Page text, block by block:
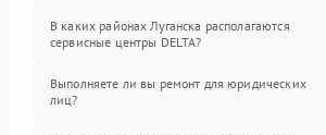
В каких районах Луганска располагаются
сервисные центры DELTA?
Выполняете ли вы ремонт для юридических
лиц?